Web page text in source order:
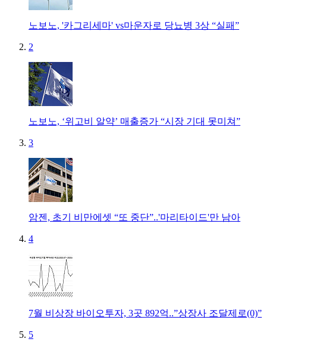
노보노, '카그리세마' vs마운자로 당뇨병 3상 “실패”
2
노보노, ‘위고비 알약’ 매출증가 “시장 기대 못미쳐”
3
암젠, 초기 비만에셋 “또 중단”..'마리타이드'만 남아
4
7월 비상장 바이오투자, 3곳 892억..”상장사 조달제로(0)”
5